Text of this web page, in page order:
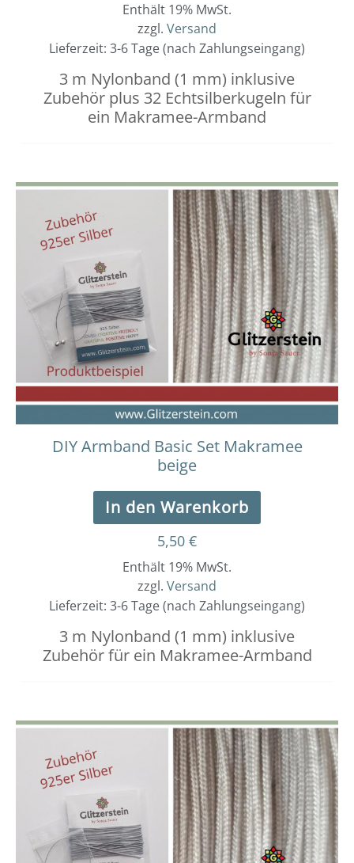
Enthält 19% MwSt.
zzgl. Versand
Lieferzeit: 3-6 Tage (nach Zahlungseingang)
3 m Nylonband (1 mm) inklusive
Zubehör plus 32 Echtsilberkugeln für
ein Makramee-Armband
DIY Armband Basic Set Makramee
beige
In den Warenkorb
5,50 €
Enthält 19% MwSt.
zzgl. Versand
Lieferzeit: 3-6 Tage (nach Zahlungseingang)
3 m Nylonband (1 mm) inklusive
Zubehör für ein Makramee-Armband